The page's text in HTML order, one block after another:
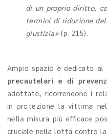
di un proprio diritto,
termini di riduzione
giustizia»(p. 215).
Ampio spazio è dedicato al
precautelari e di
adottate, ricorrendone i
in protezione la vittima
nella misura più efficace
cruciale nella lotta contro